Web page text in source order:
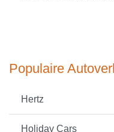
Populaire
Hertz
Holiday Cars